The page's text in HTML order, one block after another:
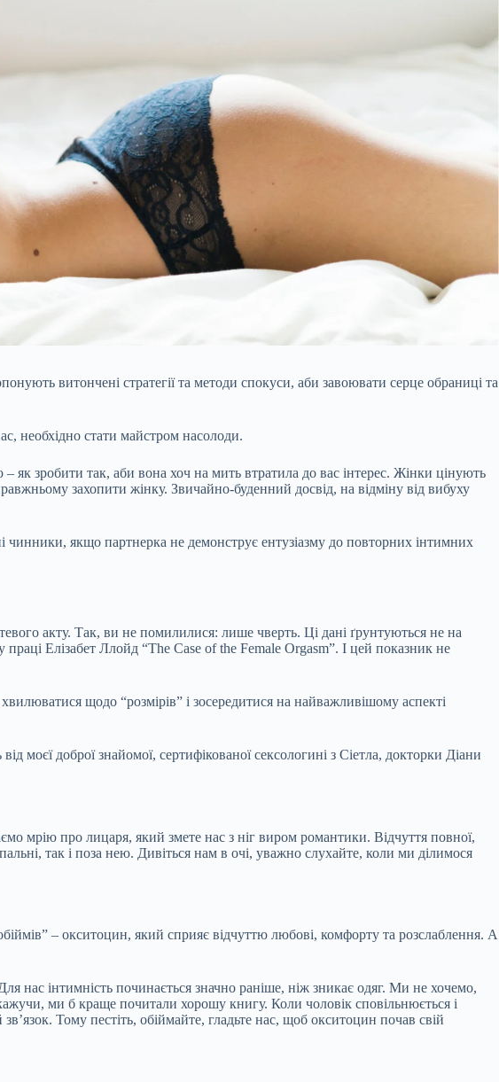
витончені стратегії та методи спокуси, аби завоювати серце обраниці та
необхідно стати майстром насолоди.
зробити так, аби вона хоч на мить втратила до вас інтерес. Жінки цінують
захопити жінку. Звичайно-буденний досвід, на відміну від вибуху
чинники, якщо партнерка не демонструє ентузіазму до повторних інтимних
акту. Так, ви не помилилися: лише чверть. Ці дані ґрунтуються не на
Елізабет Ллойд “The Case of the Female Orgasm”. І цей показник не
щодо “розмірів” і зосередитися на найважливішому аспекті
моєї доброї знайомої, сертифікованої сексологині з Сіетла, докторки Діани
мрію про лицаря, який змете нас з ніг виром романтики. Відчуття повної,
так і поза нею. Дивіться нам в очі, уважно слухайте, коли ми ділимося
– окситоцин, який сприяє відчуттю любові, комфорту та розслаблення. А
нас інтимність починається значно раніше, ніж зникає одяг. Ми не хочемо,
ми б краще почитали хорошу книгу. Коли чоловік сповільнюється і
Тому пестіть, обіймайте, гладьте нас, щоб окситоцин почав свій